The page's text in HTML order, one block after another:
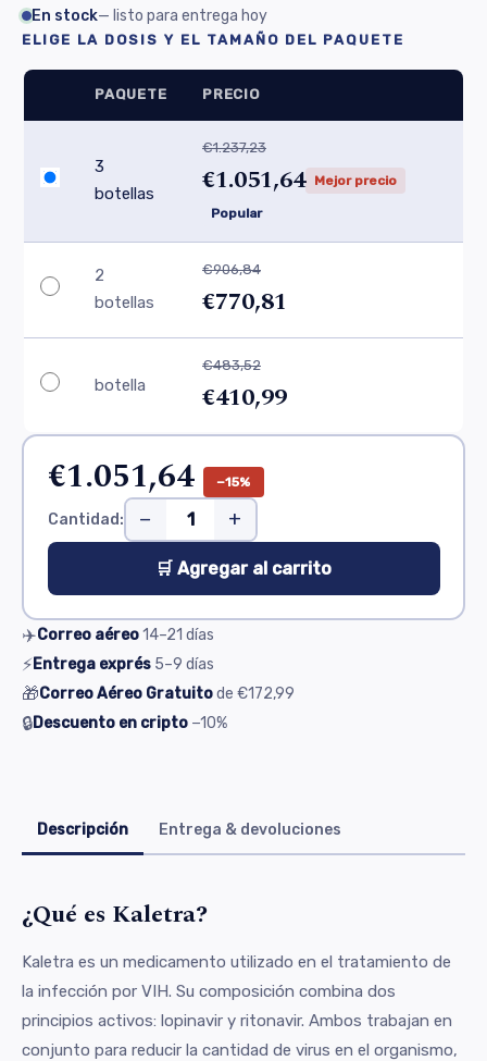
En stock— listo para entrega hoy
ELIGE LA DOSIS Y EL TAMAÑO DEL PAQUETE
PAQUETE PRECIO
3
botellas
€1.237,23
€1.051,64 Mejor precio
Popular
2
botellas
€906,84
€770,81
botella
€483,52
€410,99
€1.051,64 −15%
Cantidad: − +
🛒 Agregar al carrito
✈️Correo aéreo14–21 días
⚡Entrega exprés 5–9 días
🎁Correo Aéreo Gratuitode €172,99
🔒Descuento en cripto −10%
Descripción Entrega & devoluciones
¿Qué es Kaletra?
Kaletra es un medicamento utilizado en el tratamiento de
la infección por VIH. Su composición combina dos
principios activos: lopinavir y ritonavir. Ambos trabajan en
conjunto para reducir la cantidad de virus en el organismo,